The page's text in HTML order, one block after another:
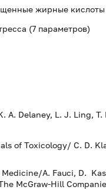
жирные
(7 параметров)
A. Delaney, L. J. Ling, T.
of Toxicology/ C. D.
A. Fauci, D.
McGraw-Hill